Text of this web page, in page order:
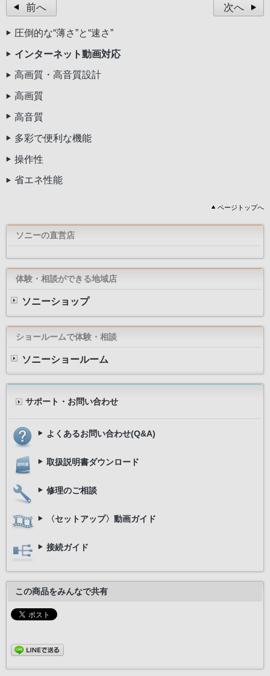
前へ 次へ
圧倒的な“薄さ”と“速さ”
インターネット動画対応
高画質・高音質設計
高画質
高音質
多彩で便利な機能
操作性
省エネ性能
ページトップへ
ソニーの直営店
体験・相談ができる地域店
ソニーショップ
ショールームで体験・相談
ソニーショールーム
サポート・お問い合わせ
よくあるお問い合わせ(Q&A)
取扱説明書ダウンロード
修理のご相談
〈セットアップ〉動画ガイド
接続ガイド
この商品をみんなで共有